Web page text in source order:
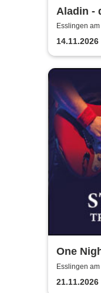
Aladin -
Liberi
Esslingen
14.11.2026
One
Tribute
Esslingen
21.11.2026